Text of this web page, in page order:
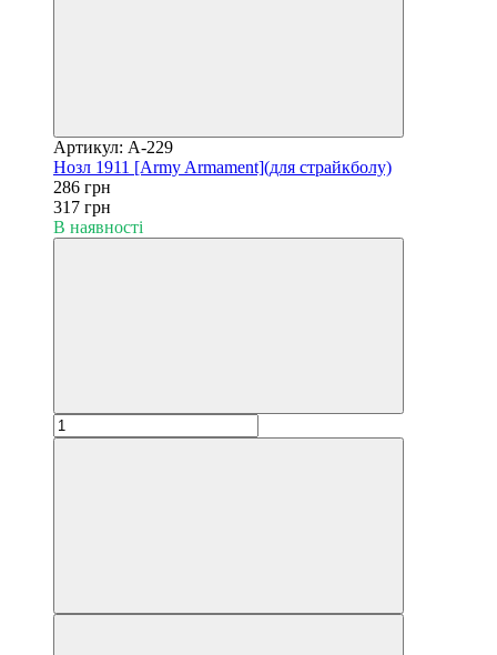
Артикул: A-229
Нозл 1911 [Army Armament](для страйкболу)
286 грн
317 грн
В наявності